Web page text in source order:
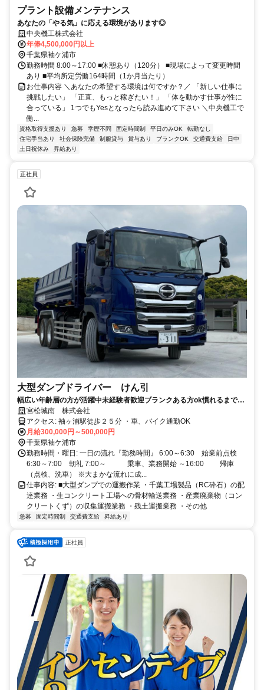
プラント設備メンテナンス
あなたの「やる気」に応える環境があります◎
中央機工株式会社
年俸4,500,000円以上
千葉県袖ケ浦市
勤務時間 8:00～17:00 ■休憩あり（120分） ■現場によって変更時間
あり ■平均所定労働164時間（1か月当たり）
お仕事内容 ＼あなたの希望する環境は何ですか？／ 「新しい仕事に
挑戦したい」 「正直、もっと稼ぎたい！」 「体を動かす仕事が性に
合っている」 1つでもYesとなったら読み進めて下さい ＼中央機工で
働...
資格取得支援あり 急募 学歴不問 固定時間制 平日のみOK
転勤なし
住宅手当あり
社会保険完備 制服貸与 賞与あり ブランクOK 交通費支給
日中
土日祝休み
昇給あり
正社員
大型ダンプドライバー けん引
幅広い年齢層の方が活躍中未経験者歓迎ブランクある方ok慣れるまでサ
ポートがあるので安心して働くことができます資格取得支援制度あり賞
与年2回支給職務手当ありやりがいのある仕事！
宮松城南 株式会社
アクセス: 袖ヶ浦駅徒歩２５分 ・車、バイク通勤OK
月給300,000円～500,000円
千葉県袖ケ浦市
勤務時間・曜日: 一日の流れ『勤務時間』 6:00～6:30 始業前点検
6:30～7:00 朝礼 7:00～ 乗車、業務開始 ～16:00 帰庫
（点検、洗車） ※大まかな流れに成...
仕事内容: ■大型ダンプでの運搬作業 ・千葉工場製品（RC砕石）の配
達業務 ・生コンクリート工場への骨材輸送業務 ・産業廃棄物（コン
クリートくず）の収集運搬業務 ・残土運搬業務 ・その他
急募 固定時間制 交通費支給 昇給あり
正社員